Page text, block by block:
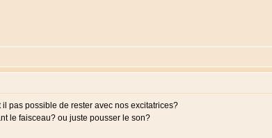
pas possible de rester avec nos excitatrices?
le faisceau? ou juste pousser le son?